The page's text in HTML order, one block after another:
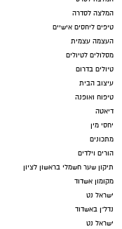
המלצה לסדרה
טיפים ליחסים אישיים
העצמה עצמית
מסלולים לטיולים
טיולים בדרום
עיצוב הבית
טיפוח ואופנה
דיאטה
יחסי מין
מתכונים
הורים וילדים
תיקון שער חשמלי בראשון לציון
מקומון אשדוד
ישראל נט
נדל"ן באשדוד
ישראל נט